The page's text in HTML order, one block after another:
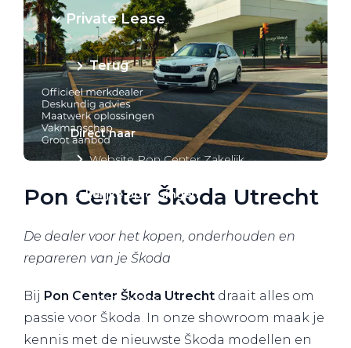
Private Lease
Terug
Direct naar
Website Pon Center Zakelijk
Zakelijke oplossingen
Leasevormen
Lease acties
Lease a Bike
Pon Center Škoda Utrecht
De dealer voor het kopen, onderhouden en
repareren van je Škoda
Bij Pon Center Škoda Utrecht draait alles om
passie voor Škoda. In onze showroom maak je
kennis met de nieuwste Škoda modellen en